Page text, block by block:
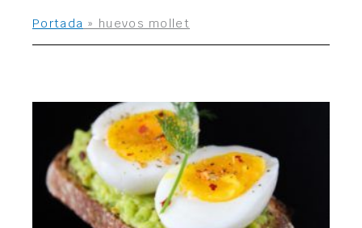
Portada » huevos mollet